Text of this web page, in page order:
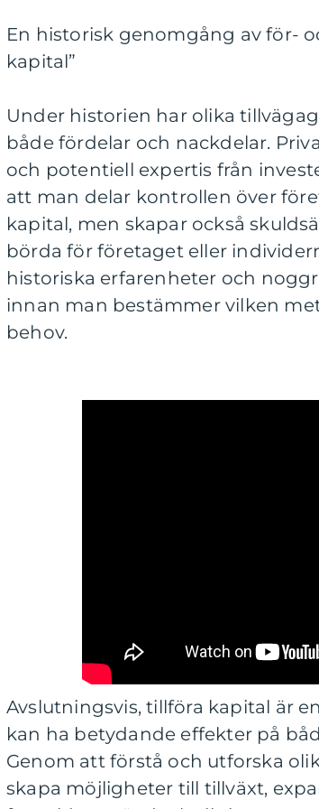
En historisk genomgång av för-
kapital”
Under historien har olika
både fördelar och nackdelar.
och potentiell expertis från
att man delar kontrollen över
kapital, men skapar också
börda för företaget eller
historiska erfarenheter och
innan man bestämmer vilken
behov.
Avslutningsvis, tillföra kapital är
kan ha betydande effekter på
Genom att förstå och utforska
skapa möjligheter till tillväxt,